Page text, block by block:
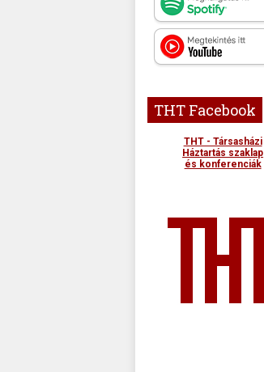
THT Facebook
THT - Társasházi
Háztartás szaklap
és konferenciák